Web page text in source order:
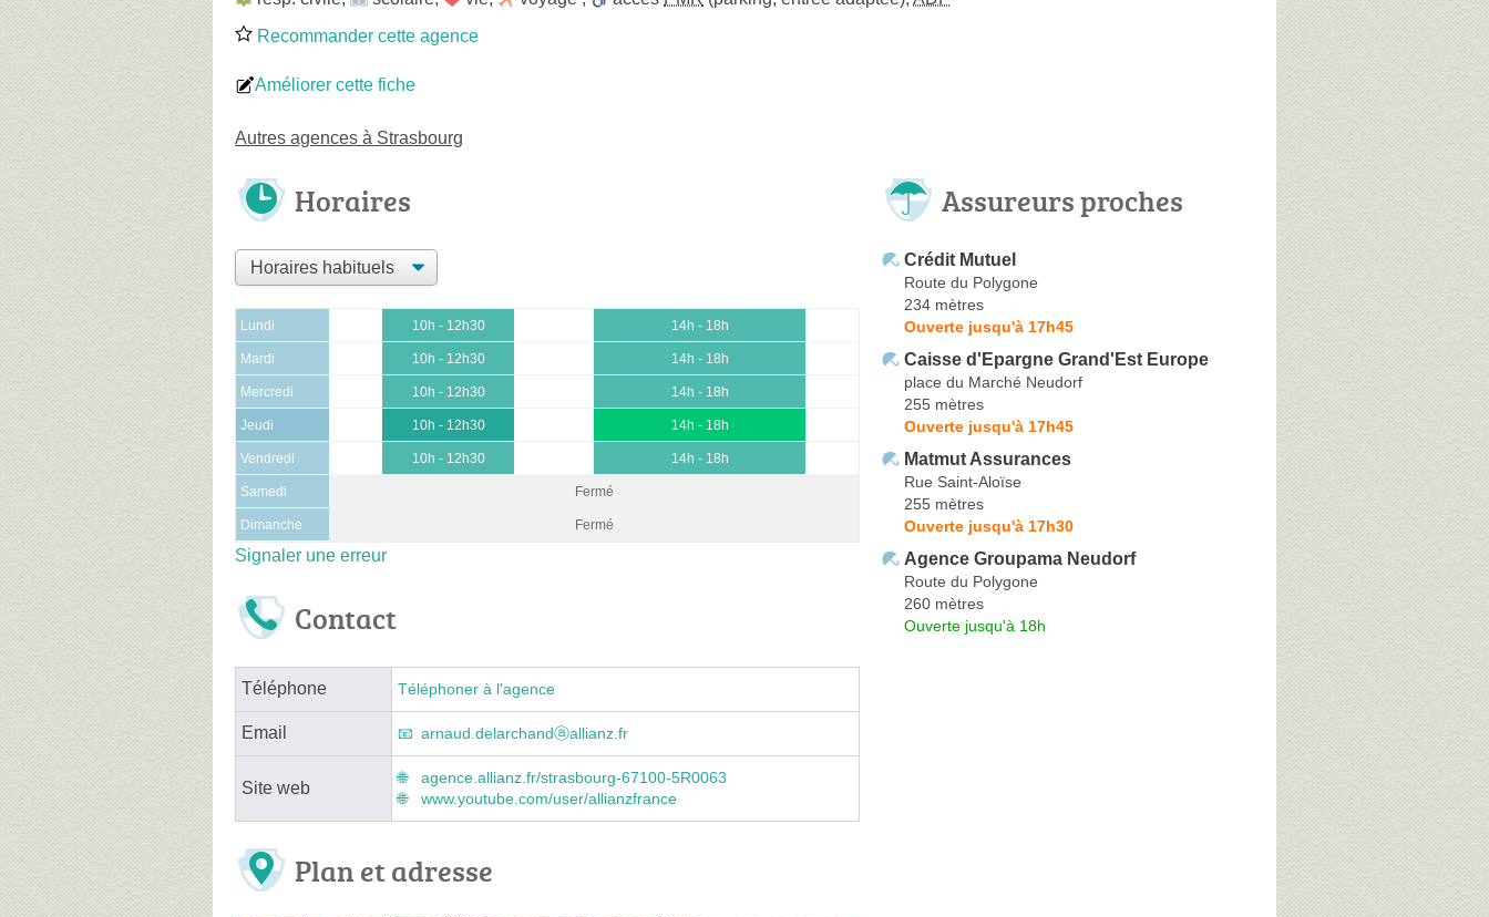
Recommander cette agence
Améliorer cette fiche
Autres agences à Strasbourg
Horaires
Lundi 10h - 12h30 14h - 18h
Mardi 10h - 12h30 14h - 18h
Mercredi 10h - 12h30 14h - 18h
Jeudi 10h - 12h30 14h - 18h
Vendredi 10h - 12h30 14h - 18h
Samedi Fermé
Dimanche Fermé
Signaler une erreur
Contact
Téléphone Téléphoner à l'agence
Email arnaud.delarchandⓐallianz.fr
Site web
agence.allianz.fr/strasbourg-67100-5R0063
www.youtube.com/user/allianzfrance
Plan et adresse
Assureurs proches
Crédit Mutuel
Route du Polygone
234 mètres
Ouverte jusqu'à 17h45
Caisse d'Epargne Grand'Est Europe
place du Marché Neudorf
255 mètres
Ouverte jusqu'à 17h45
Matmut Assurances
Rue Saint-Aloïse
255 mètres
Ouverte jusqu'à 17h30
Agence Groupama Neudorf
Route du Polygone
260 mètres
Ouverte jusqu'à 18h